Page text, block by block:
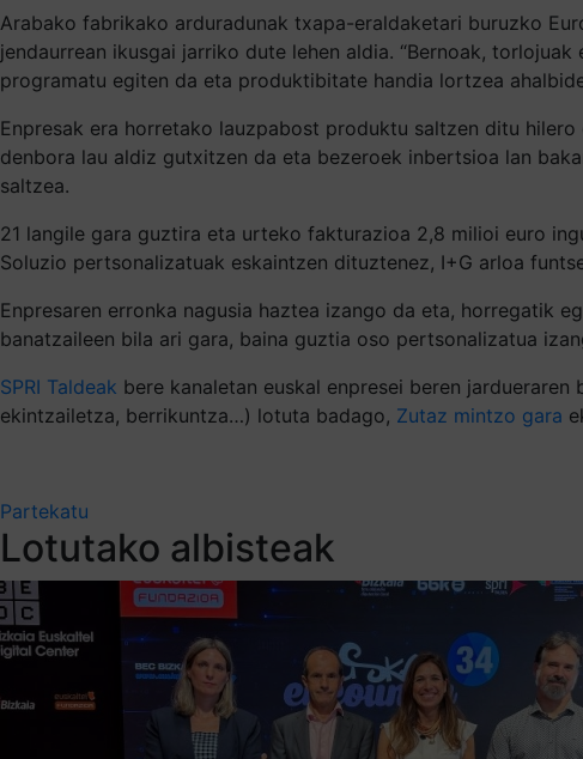
Arabako fabrikako arduradunak txapa-eraldaketari buruzko
jendaurrean ikusgai jarriko dute lehen aldia. “Bernoak,
programatu egiten da eta produktibitate handia lortzea
Enpresak era horretako lauzpabost produktu saltzen ditu
denbora lau aldiz gutxitzen da eta bezeroek inbertsioa lan
saltzea.
21 langile gara guztira eta urteko fakturazioa 2,8 milioi euro
Soluzio pertsonalizatuak eskaintzen dituztenez, I+G arloa
Enpresaren erronka nagusia haztea izango da eta, horregatik
banatzaileen bila ari gara, baina guztia oso pertsonalizatua
SPRI Taldeak bere kanaletan euskal enpresei beren
ekintzailetza, berrikuntza…) lotuta badago, Zutaz mintzo gara
Partekatu
Lotutako albisteak